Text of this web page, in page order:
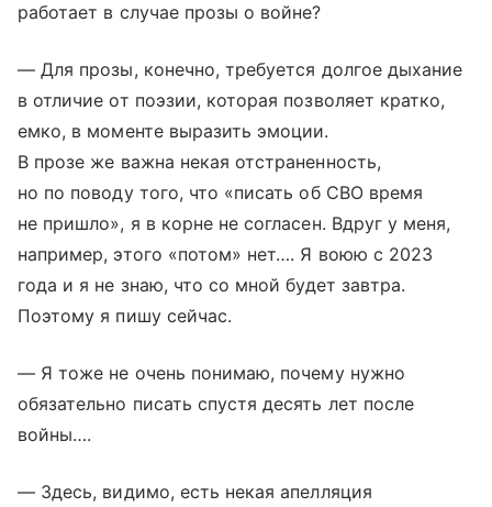
работает в случае прозы о войне?
— Для прозы, конечно, требуется долгое дыхание
в отличие от поэзии, которая позволяет кратко,
емко, в моменте выразить эмоции.
В прозе же важна некая отстраненность,
но по поводу того, что «писать об СВО время
не пришло», я в корне не согласен. Вдруг у меня,
например, этого «потом» нет…. Я воюю с 2023
года и я не знаю, что со мной будет завтра.
Поэтому я пишу сейчас.
— Я тоже не очень понимаю, почему нужно
обязательно писать спустя десять лет после
войны….
— Здесь, видимо, есть некая апелляция